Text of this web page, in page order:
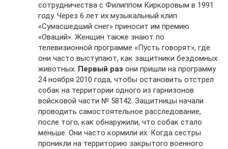
сотрудничества с Филиппом Киркоровым в 1991
году. Через 6 лет их музыкальный клип
«Сумасшедший снег» приносит им премию
«Оваций». Женщин также знают по
телевизионной программе «Пусть говорят», где
они часто выступают, как защитники бездомных
животных. Первый раз они пришли на программу
24 ноября 2010 года, чтобы остановить отстрел
собак на территории одного из гарнизонов
войсковой части № 58142. Защитницы начали
проводить самостоятельное расследование,
после того, как обнаружили, что собак стало
меньше. Они часто кормили их. Когда сестры
проникли на территорию закрытого военного